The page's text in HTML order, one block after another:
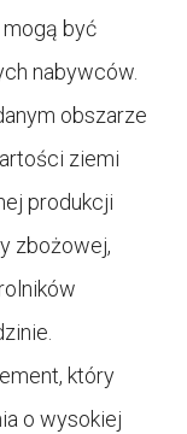
być
nabywców.
obszarze
ziemi
produkcji
zbożowej,
który
o wysokiej